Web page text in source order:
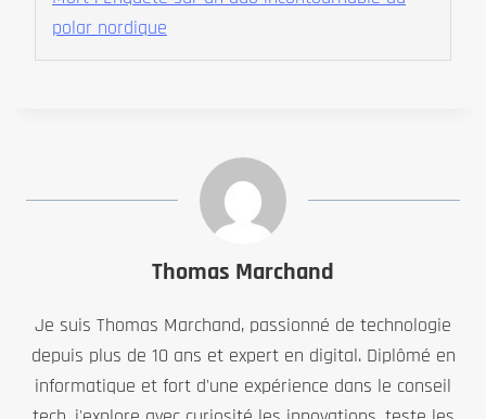
polar nordique
Thomas Marchand
Je suis Thomas Marchand, passionné de technologie
depuis plus de 10 ans et expert en digital. Diplômé en
informatique et fort d'une expérience dans le conseil